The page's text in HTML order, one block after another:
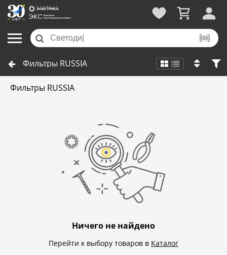
Фильтры RUSSIA
Фильтры RUSSIA
Ничего не найдено
Перейти к выбору товаров в Каталог